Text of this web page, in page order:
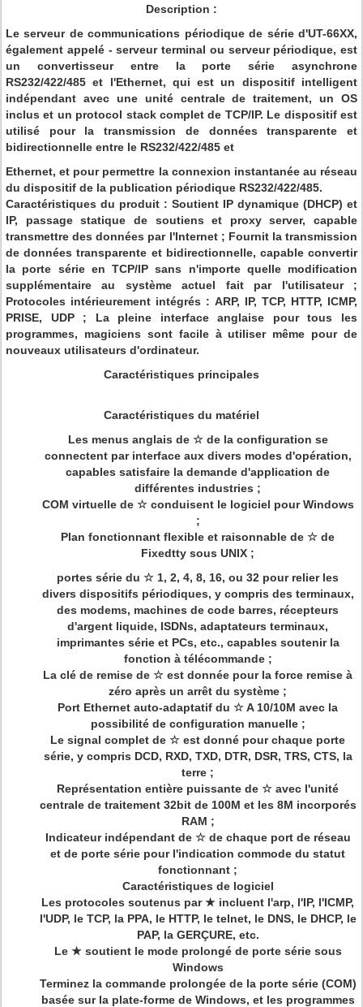
Description :
Le serveur de communications périodique de série d'UT-66XX,
également appelé - serveur terminal ou serveur périodique, est
un convertisseur entre la porte série asynchrone
RS232/422/485 et l'Ethernet, qui est un dispositif intelligent
indépendant avec une unité centrale de traitement, un OS
inclus et un protocol stack complet de TCP/IP. Le dispositif est
utilisé pour la transmission de données transparente et
bidirectionnelle entre le RS232/422/485 et
Ethernet, et pour permettre la connexion instantanée au réseau
du dispositif de la publication périodique RS232/422/485.
Caractéristiques du produit : Soutient IP dynamique (DHCP) et
IP, passage statique de soutiens et proxy server, capable
transmettre des données par l'Internet ; Fournit la transmission
de données transparente et bidirectionnelle, capable convertir
la porte série en TCP/IP sans n'importe quelle modification
supplémentaire au système actuel fait par l'utilisateur ;
Protocoles intérieurement intégrés : ARP, IP, TCP, HTTP, ICMP,
PRISE, UDP ; La pleine interface anglaise pour tous les
programmes, magiciens sont facile à utiliser même pour de
nouveaux utilisateurs d'ordinateur.
Caractéristiques principales
Caractéristiques du matériel
Les menus anglais de ☆ de la configuration se
connectent par interface aux divers modes d'opération,
capables satisfaire la demande d'application de
différentes industries ;
COM virtuelle de ☆ conduisent le logiciel pour Windows
;
Plan fonctionnant flexible et raisonnable de ☆ de
Fixedtty sous UNIX ;
portes série du ☆ 1, 2, 4, 8, 16, ou 32 pour relier les
divers dispositifs périodiques, y compris des terminaux,
des modems, machines de code barres, récepteurs
d'argent liquide, ISDNs, adaptateurs terminaux,
imprimantes série et PCs, etc., capables soutenir la
fonction à télécommande ;
La clé de remise de ☆ est donnée pour la force remise à
zéro après un arrêt du système ;
Port Ethernet auto-adaptatif du ☆ A 10/10M avec la
possibilité de configuration manuelle ;
Le signal complet de ☆ est donné pour chaque porte
série, y compris DCD, RXD, TXD, DTR, DSR, TRS, CTS, la
terre ;
Représentation entière puissante de ☆ avec l'unité
centrale de traitement 32bit de 100M et les 8M incorporés
RAM ;
Indicateur indépendant de ☆ de chaque port de réseau
et de porte série pour l'indication commode du statut
fonctionnant ;
Caractéristiques de logiciel
Les protocoles soutenus par ★ incluent l'arp, l'IP, l'ICMP,
l'UDP, le TCP, la PPA, le HTTP, le telnet, le DNS, le DHCP, le
PAP, la GERÇURE, etc.
Le ★ soutient le mode prolongé de porte série sous
Windows
Terminez la commande prolongée de la porte série (COM)
basée sur la plate-forme de Windows, et les programmes